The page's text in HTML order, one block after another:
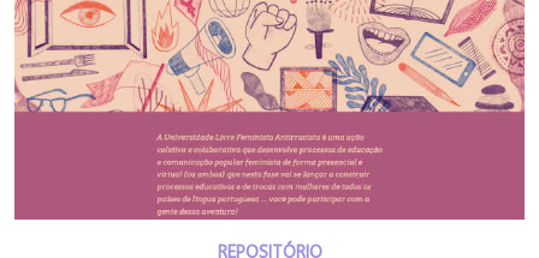
REPOSITÓRIO